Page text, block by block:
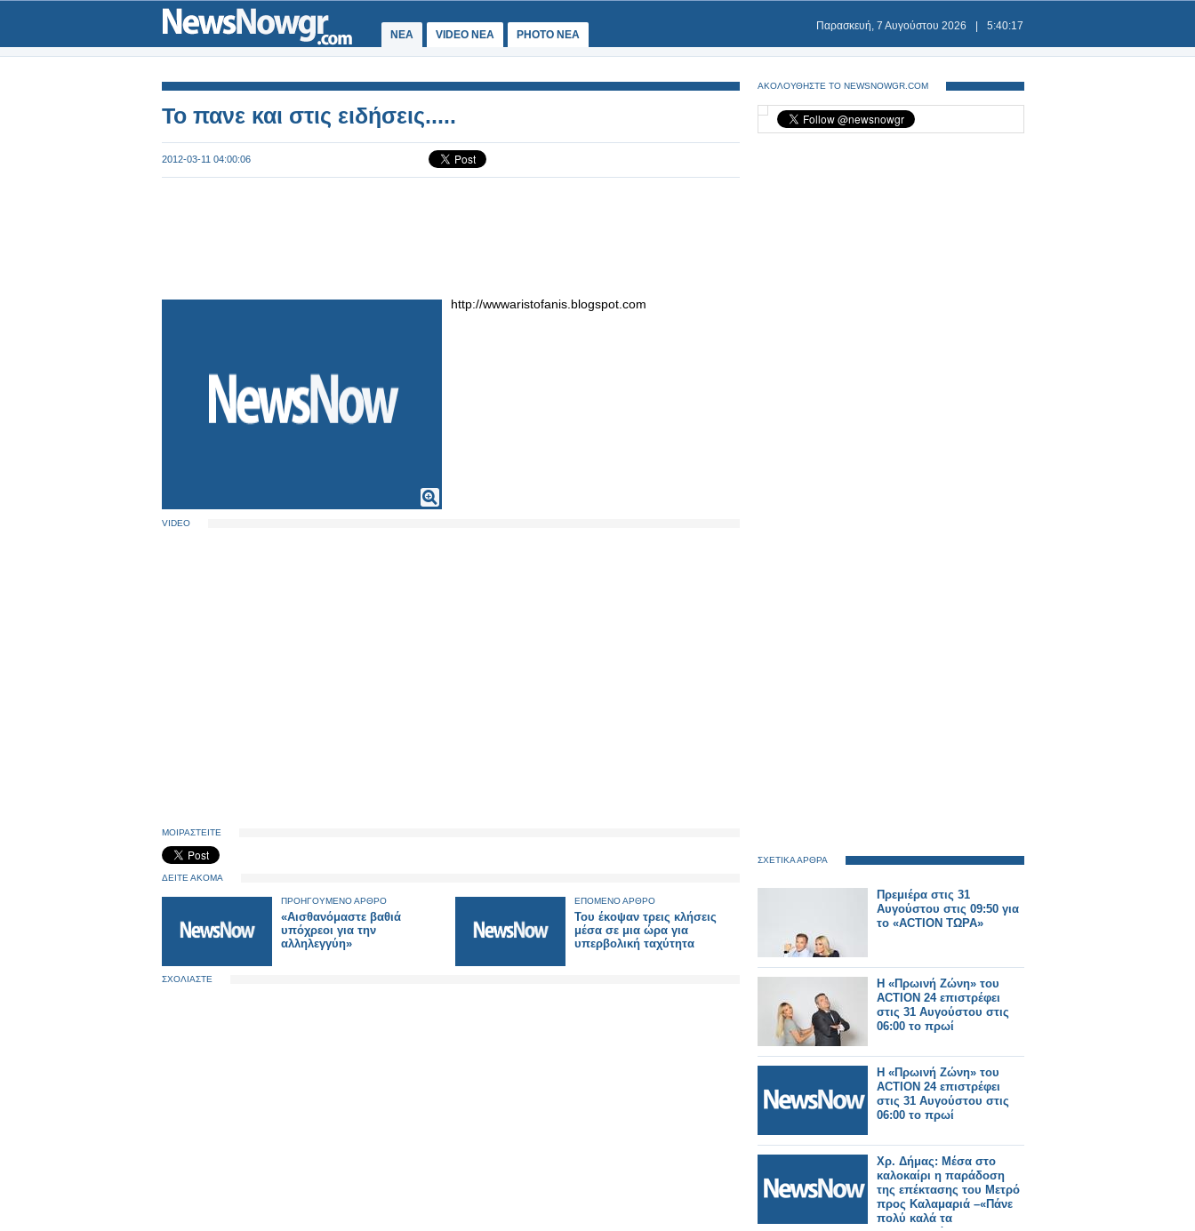
ΝΕΑ VIDEO NEA PHOTO NEA
Παρασκευή, 7 Αυγούστου 2026 5:40:17
To πανε και στις ειδήσεις.....
2012-03-11 04:00:06
http://wwwaristofanis.blogspot.com
VIDEO
ΜΟΙΡΑΣΤΕΙΤΕ
ΔΕΙΤΕ ΑΚΟΜΑ
ΠΡΟΗΓΟΥΜΕΝΟ ΑΡΘΡΟ
«Αισθανόμαστε βαθιά
υπόχρεοι για την
αλληλεγγύη»
ΕΠΟΜΕΝΟ ΑΡΘΡΟ
Του έκοψαν τρεις κλήσεις
μέσα σε μια ώρα για
υπερβολική ταχύτητα
ΣΧΟΛΙΑΣΤΕ
ΑΚΟΛΟΥΘΗΣΤΕ ΤΟ NEWSNOWGR.COM
ΣΧΕΤΙΚΑ ΑΡΘΡΑ
Πρεμιέρα στις 31
Αυγούστου στις 09:50 για
το «ACTION ΤΩΡΑ»
Η «Πρωινή Ζώνη» του
ACTION 24 επιστρέφει
στις 31 Αυγούστου στις
06:00 το πρωί
Η «Πρωινή Ζώνη» του
ACTION 24 επιστρέφει
στις 31 Αυγούστου στις
06:00 το πρωί
Χρ. Δήμας: Μέσα στο
καλοκαίρι η παράδοση
της επέκτασης του Μετρό
προς Καλαμαριά –«Πάνε
πολύ καλά τα